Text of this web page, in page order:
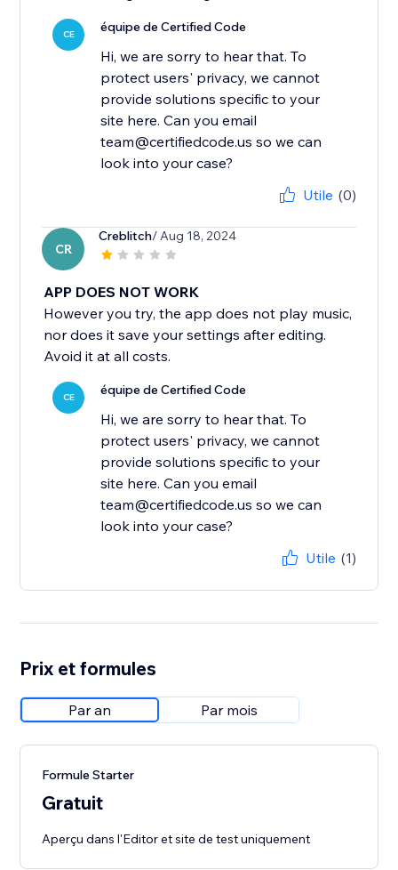
CE équipe de Certified Code
Hi, we are sorry to hear that. To
protect users' privacy, we cannot
provide solutions specific to your
site here. Can you email
team@certifiedcode.us so we can
look into your case?
Utile (0)
CR
Creblitch/ Aug 18, 2024
APP DOES NOT WORK
However you try, the app does not play music,
nor does it save your settings after editing.
Avoid it at all costs.
CE équipe de Certified Code
Hi, we are sorry to hear that. To
protect users' privacy, we cannot
provide solutions specific to your
site here. Can you email
team@certifiedcode.us so we can
look into your case?
Utile (1)
Prix et formules
Par an Par mois
Formule Starter
Gratuit
Aperçu dans l'Editor et site de test uniquement